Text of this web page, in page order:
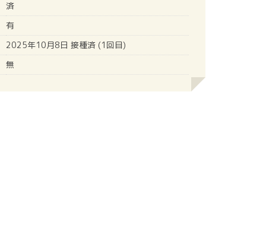
済
有
2025年10月8日 接種済 (1回目)
無